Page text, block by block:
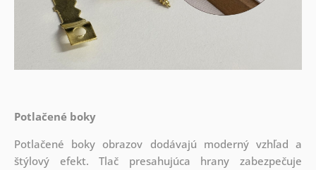
Potlačené boky
Potlačené boky obrazov dodávajú moderný vzhľad a
štýlový efekt. Tlač presahujúca hrany zabezpečuje